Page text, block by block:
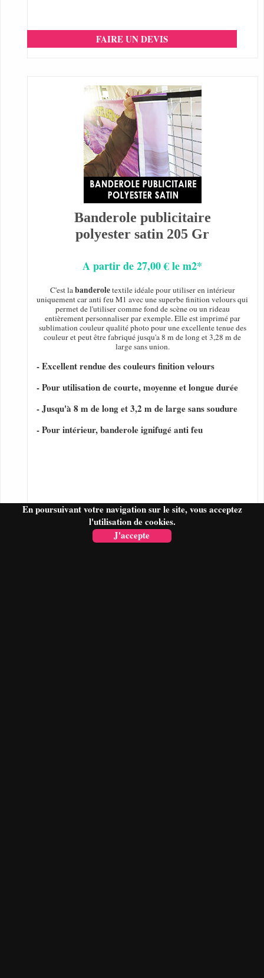
En poursuivant votre navigation sur le site, vous acceptez
l'utilisation de cookies.
J'accepte
FAIRE UN DEVIS
Banderole publicitaire
polyester satin 205 Gr
A partir de 27,00 € le m2*
C'est labanderoletextile idéale pour utiliser en intérieur
uniquement car anti feu M1 avec une superbe finition velours qui
permet de l'utiliser comme fond de scène ou un rideau
entièrement personnaliser par exemple. Elle est imprimé par
sublimation couleur qualité photo pour une excellente tenue des
couleur et peut être fabriqué jusqu'a 8 m de long et 3,28 m de
large sans union.
- Excellent rendue des couleurs finition velours
- Pour utilisation de courte, moyenne et longue durée
- Jusqu'à 8 m de long et 3,2 m de large sans soudure
- Pour intérieur, banderole ignifugé anti feu